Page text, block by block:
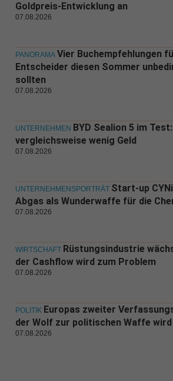
Goldpreis-Entwicklung an
07.08.2026
PANORAMA Vier Buchempfehlungen
Entscheider diesen Sommer
sollten
07.08.2026
UNTERNEHMEN BYD Sealion 5 im
vergleichsweise wenig Geld
07.08.2026
UNTERNEHMENSPORTRÄT Start-up
Abgas als Wunderwaffe für die
07.08.2026
WIRTSCHAFT Rüstungsindustrie
der Cashflow wird zum Problem
07.08.2026
POLITIK Europas zweiter
der Wolf zur politischen Waffe wird
07.08.2026